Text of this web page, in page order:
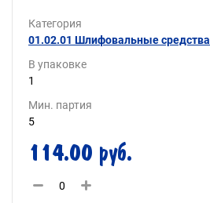
Категория
01.02.01 Шлифовальные средства
В упаковке
1
Мин. партия
5
114.00 руб.